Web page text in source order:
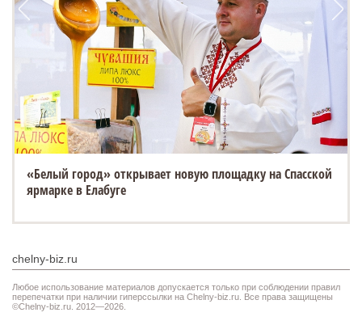
«Белый город» открывает новую площадку на Спасской
ярмарке в Елабуге
ESTEO MX уже в ТТС: 3 экрана, искусственный интеллект
и полный привод
chelny-biz.ru
Любое использование материалов допускается только при соблюдении правил
перепечатки при наличии гиперссылки на Chelny-biz.ru. Все права защищены
©Chelny-biz.ru. 2012—2026.